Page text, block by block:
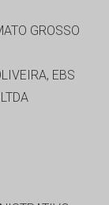
GROSSO
EBS